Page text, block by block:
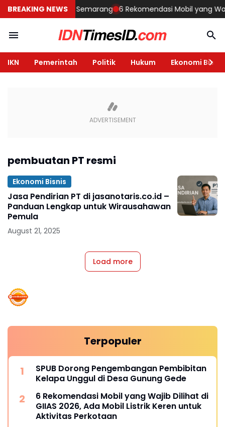
BREAKING NEWS
Rumah di Semarang 6 Rekomendasi Mobil yang
IKN Pemerintah Politik Hukum Ekonomi Bisnis
pembuatan PT resmi
Ekonomi Bisnis
Jasa Pendirian PT di jasanotaris.co.id –
Panduan Lengkap untuk Wirausahawan
Pemula
August 21, 2025
Load more
Terpopuler
SPUB Dorong Pengembangan Pembibitan
Kelapa Unggul di Desa Gunung Gede
6 Rekomendasi Mobil yang Wajib Dilihat di
GIIAS 2026, Ada Mobil Listrik Keren untuk
Aktivitas Perkotaan